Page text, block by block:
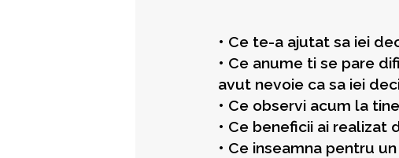
• Ce te-a ajutat sa iei
• Ce anume ti se pare
avut nevoie ca sa iei
• Ce observi acum la
• Ce beneficii ai realizat
• Ce inseamna pentru